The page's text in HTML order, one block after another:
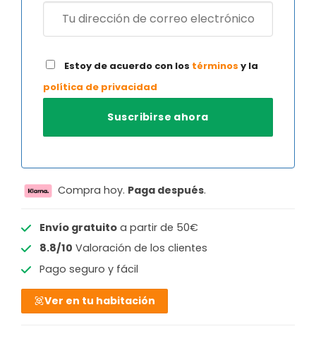
Estoy de acuerdo con los términos y la
política de privacidad
Compra hoy. Paga después.
Envío gratuitoa partir de 50€
8.8/10 Valoración de los clientes
Pago seguro y fácil
Ver en tu habitación